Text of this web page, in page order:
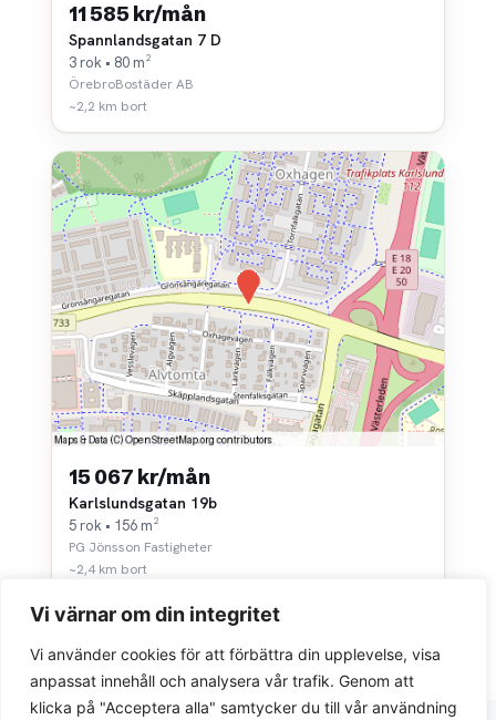
Vi värnar om din integritet
Vi använder cookies för att förbättra din upplevelse, visa
anpassat innehåll och analysera vår trafik. Genom att
klicka på "Acceptera alla" samtycker du till vår användning
11 585 kr/mån
Spannlandsgatan 7 D
3 rok • 80 m²
ÖrebroBostäder AB
~2,2 km bort
15 067 kr/mån
Karlslundsgatan 19b
5 rok • 156 m²
PG Jönsson Fastigheter
~2,4 km bort